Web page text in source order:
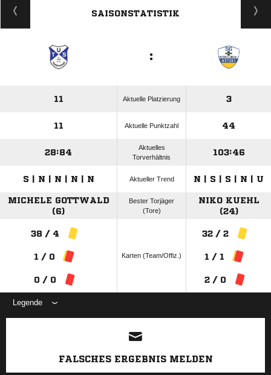
SAISONSTATISTIK
:
11 Aktuelle Platzierung 3
11 Aktuelle Punktzahl 44
28:84
Aktuelles
Torverhältnis
103:46
S | N | N | N | N Aktueller Trend N | S | S | N | U
MICHELE GOTTWALD
(6)
Bester Torjäger
(Tore)
NIKO KUEHL
(24)
38 / 4
1 / 0
0 / 0
Karten (Team/Offiz.)
32 / 2
1 / 1
2 / 0
Legende
ANZEIGE
FALSCHES ERGEBNIS MELDEN